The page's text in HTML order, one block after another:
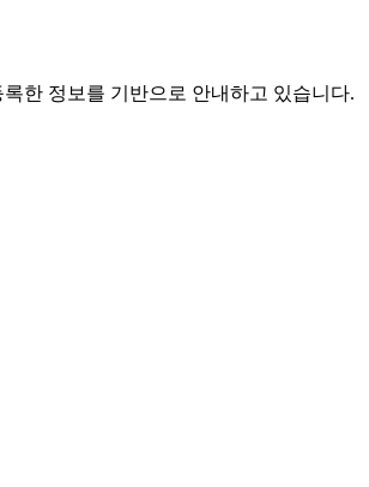
한 정보를 기반으로 안내하고 있습니다.